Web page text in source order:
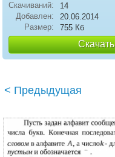
Скачиваний:
14
Добавлен:
20.06.2014
Размер:
755 Кб
Скачать
< Предыдущая